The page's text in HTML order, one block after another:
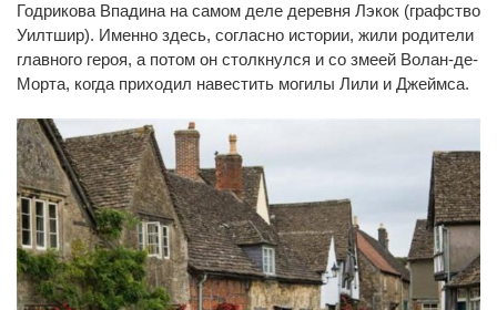
Годрикова Впадина на самом деле деревня Лэкок (графство
Уилтшир). Именно здесь, согласно истории, жили родители
главного героя, а потом он столкнулся и со змеей Волан-де-
Морта, когда приходил навестить могилы Лили и Джеймса.